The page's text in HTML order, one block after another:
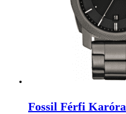
Fossil Férfi Karóra